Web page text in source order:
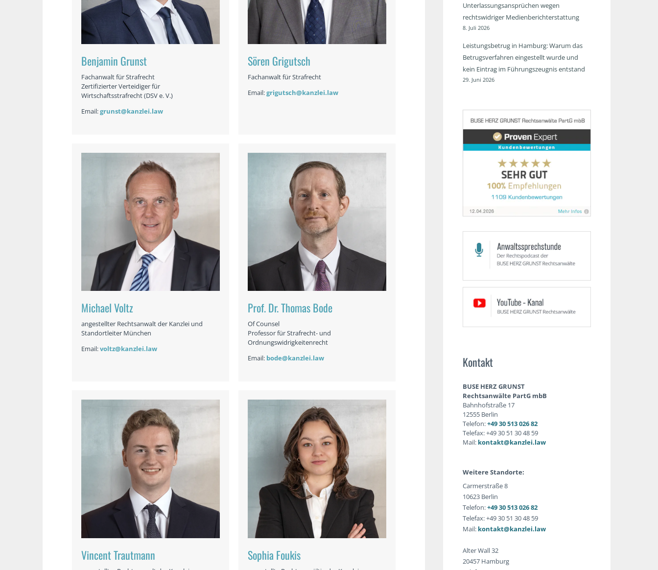
Benjamin Grunst
Fachanwalt für Strafrecht
Zertifizierter Verteidiger für
Wirtschaftsstrafrecht (DSV e. V.)
Email:grunst@kanzlei.law
Sören Grigutsch
Fachanwalt für Strafrecht
Email:grigutsch@kanzlei.law
Michael Voltz
angestellter Rechtsanwalt der Kanzlei und
Standortleiter München
Email:voltz@kanzlei.law
Prof. Dr. Thomas Bode
Of Counsel
Professor für Strafrecht- und
Ordnungswidrigkeitenrecht
Email: bode@kanzlei.law
Vincent Trautmann Sophia Foukis
Unterlassungsansprüchen wegen
rechtswidriger Medienberichterstattung
8. Juli 2026
Leistungsbetrug in Hamburg: Warum das
Betrugsverfahren eingestellt wurde und
kein Eintrag im Führungszeugnis entstand
29. Juni 2026
Kontakt
BUSE HERZ GRUNST
Rechtsanwälte PartG mbB
Bahnhofstraße 17
12555 Berlin
Telefon:+49 30 513 026 82
Telefax: +49 30 51 30 48 59
Mail: kontakt@kanzlei.law
Weitere Standorte:
Carmerstraße 8
10623 Berlin
Telefon:+49 30 513 026 82
Telefax: +49 30 51 30 48 59
Mail: kontakt@kanzlei.law
Alter Wall 32
20457 Hamburg